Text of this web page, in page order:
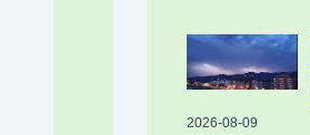
2026-08-09